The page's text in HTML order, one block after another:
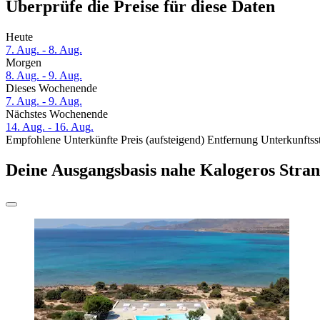
Überprüfe die Preise für diese Daten
Heute
7. Aug. - 8. Aug.
Morgen
8. Aug. - 9. Aug.
Dieses Wochenende
7. Aug. - 9. Aug.
Nächstes Wochenende
14. Aug. - 16. Aug.
Empfohlene Unterkünfte Preis (aufsteigend) Entfernung
Deine Ausgangsbasis nahe Kalogeros